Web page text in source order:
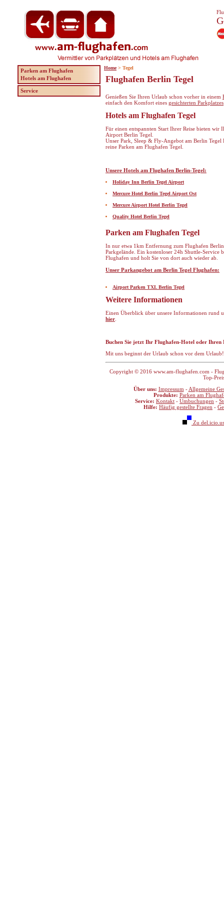
Flughafen Berlin Tegel
Genießen Sie Ihren Urlaub schon vorher in einem
einfach den Komfort eines gesichterten Parkplatzes
Hotels am Flughafen Tegel
Für einen entspannten Start Ihrer Reise bieten wir
Airport Berlin Tegel.
Unser Park, Sleep & Fly-Angebot am Berlin Tegel
reine Parken am Flughafen Tegel.
Unsere Hotels am Flughafen Berlin-Tegel:
Holiday Inn Berlin Tegel Airport
Mercure Hotel Berlin Tegel Airport Ost
Mercure Airport Hotel Berlin Tegel
Quality Hotel Berlin Tegel
Parken am Flughafen Tegel
In nur etwa 1km Entfernung zum Flughafen
Parkgelände. Ein kostenloser 24h Shuttle-Service
Flughafen und holt Sie von dort auch wieder ab.
Unser Parkangebot am Berlin Tegel Flughafen:
Airport Parken TXL Berlin Tegel
Weitere Informationen
Einen Überblick über unsere Informationen rund
hier
Buchen Sie jetzt Ihr Flughafen-Hotel oder
Mit uns beginnt der Urlaub schon vor dem Urlaub!
Copyright © 2016 www.am-flughafen.com -
Top-
Über uns: Impressum - Allgemeine
Produkte: Parken am
Service: Kontakt - Umbuchungen -
Hilfe: Häufig gestellte Fragen -
Zu
Parken am Flughafen
Hotels am Flughafen
Service
Home > Tegel